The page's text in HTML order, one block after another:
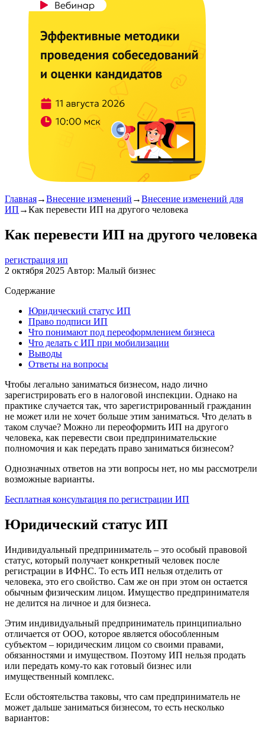
Главная→Внесение изменений →Внесение изменений для
ИП →Как перевести ИП на другого человека
Как перевести ИП на другого человека
регистрация ип
2 октября 2025 Автор: Малый бизнес
Содержание
Юридический статус ИП
Право подписи ИП
Что понимают под переоформлением бизнеса
Что делать с ИП при мобилизации
Выводы
Ответы на вопросы
Чтобы легально заниматься бизнесом, надо лично
зарегистрировать его в налоговой инспекции. Однако на
практике случается так, что зарегистрированный гражданин
не может или не хочет больше этим заниматься. Что делать в
таком случае? Можно ли переоформить ИП на другого
человека, как перевести свои предпринимательские
полномочия и как передать право заниматься бизнесом?
Однозначных ответов на эти вопросы нет, но мы рассмотрели
возможные варианты.
Бесплатная консультация по регистрации ИП
Юридический статус ИП
Индивидуальный предприниматель – это особый правовой
статус, который получает конкретный человек после
регистрации в ИФНС. То есть ИП нельзя отделить от
человека, это его свойство. Сам же он при этом он остается
обычным физическим лицом. Имущество предпринимателя
не делится на личное и для бизнеса.
Этим индивидуальный предприниматель принципиально
отличается от ООО, которое является обособленным
субъектом – юридическим лицом со своими правами,
обязанностями и имуществом. Поэтому ИП нельзя продать
или передать кому-то как готовый бизнес или
имущественный комплекс.
Если обстоятельства таковы, что сам предприниматель не
может дальше заниматься бизнесом, то есть несколько
вариантов: